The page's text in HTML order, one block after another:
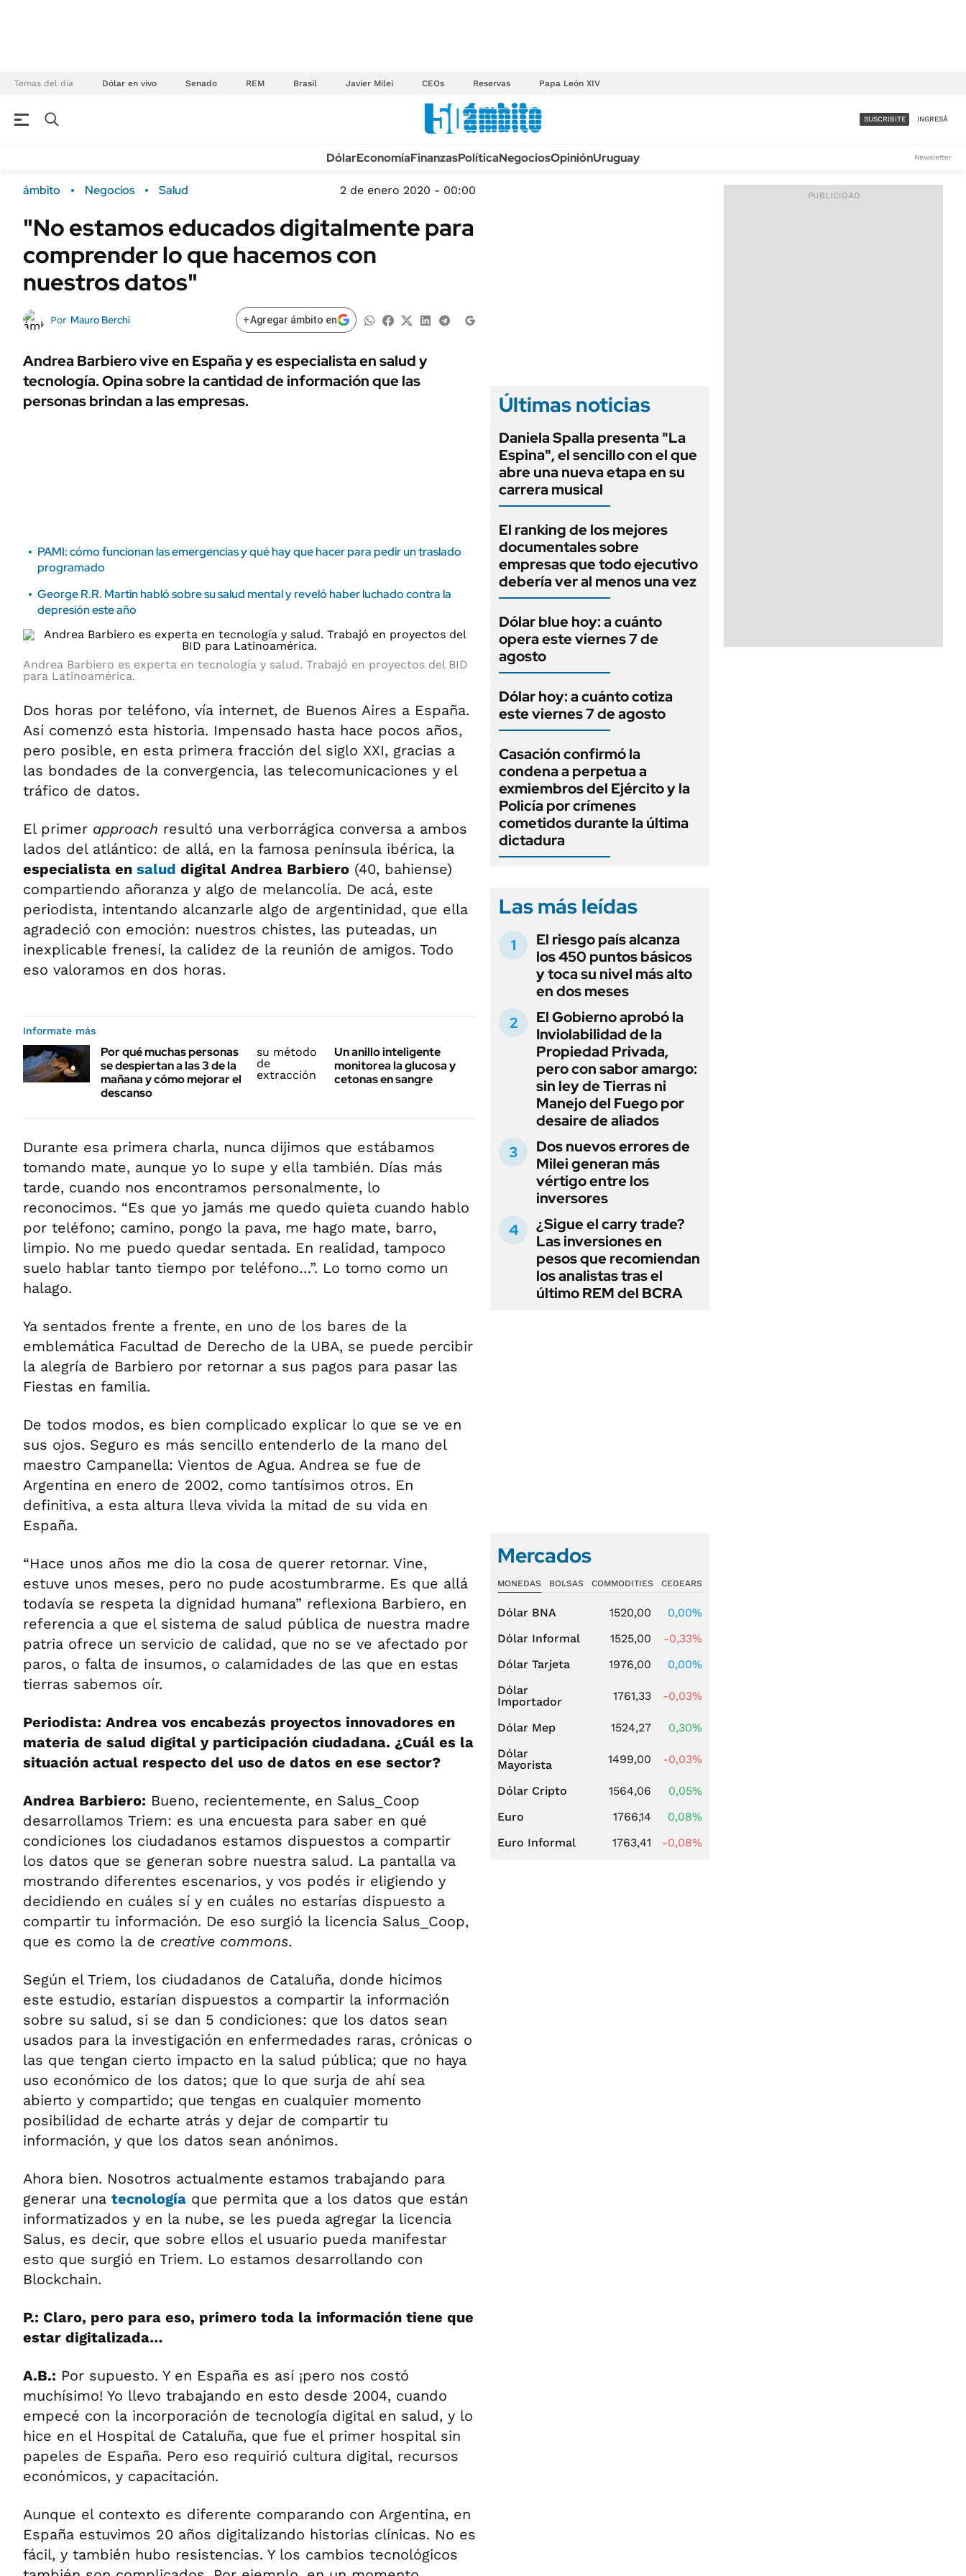
Temas del día Dólar en vivo Senado REM Brasil Javier Milei CEOs Reservas Papa León XIV
Campo
FINANZAS
Dólar
ÁMBITO DEBATE
Sustentabilidad
ENERGY REPORT
URUGUAY
TECNOLOGÍA
MÉXICO
MUNDO
INFORMACIÓN GENERAL
AUTOS
ACCESO FULL - $1.800/MES
SUSCRIBITE INGRESÁ
DólarEconomíaFinanzasPolíticaNegociosOpiniónUruguay Newsletter
ámbito Negocios Salud 2 de enero 2020 - 00:00
"No estamos educados digitalmente para
comprender lo que hacemos con
nuestros datos"
Por Mauro Berchi +Agregar ámbito en
Andrea Barbiero vive en España y es especialista en salud y
tecnología. Opina sobre la cantidad de información que las
personas brindan a las empresas.
PAMI: cómo funcionan las emergencias y qué hay que hacer para pedir un traslado
programado
George R.R. Martin habló sobre su salud mental y reveló haber luchado contra la
depresión este año
Andrea Barbiero es experta en tecnología y salud. Trabajó en proyectos del BID
para Latinoamérica.
Dos horas por teléfono, vía internet, de Buenos Aires a España.
Así comenzó esta historia. Impensado hasta hace pocos años,
pero posible, en esta primera fracción del siglo XXI, gracias a
las bondades de la convergencia, las telecomunicaciones y el
tráfico de datos.
El primer approach resultó una verborrágica conversa a ambos
lados del atlántico: de allá, en la famosa península ibérica, la
especialista en salud digital Andrea Barbiero (40, bahiense)
compartiendo añoranza y algo de melancolía. De acá, este
periodista, intentando alcanzarle algo de argentinidad, que ella
agradeció con emoción: nuestros chistes, las puteadas, un
inexplicable frenesí, la calidez de la reunión de amigos. Todo
eso valoramos en dos horas.
Informate más
Por qué muchas personas
se despiertan a las 3 de la
mañana y cómo mejorar el
descanso
Un anillo inteligente
monitorea la glucosa y
cetonas en sangre
Durante esa primera charla, nunca dijimos que estábamos
tomando mate, aunque yo lo supe y ella también. Días más
tarde, cuando nos encontramos personalmente, lo
reconocimos. “Es que yo jamás me quedo quieta cuando hablo
por teléfono; camino, pongo la pava, me hago mate, barro,
limpio. No me puedo quedar sentada. En realidad, tampoco
suelo hablar tanto tiempo por teléfono…”. Lo tomo como un
halago.
Ya sentados frente a frente, en uno de los bares de la
emblemática Facultad de Derecho de la UBA, se puede percibir
la alegría de Barbiero por retornar a sus pagos para pasar las
Fiestas en familia.
De todos modos, es bien complicado explicar lo que se ve en
sus ojos. Seguro es más sencillo entenderlo de la mano del
maestro Campanella: Vientos de Agua. Andrea se fue de
Argentina en enero de 2002, como tantísimos otros. En
definitiva, a esta altura lleva vivida la mitad de su vida en
España.
“Hace unos años me dio la cosa de querer retornar. Vine,
estuve unos meses, pero no pude acostumbrarme. Es que allá
todavía se respeta la dignidad humana” reflexiona Barbiero, en
referencia a que el sistema de salud pública de nuestra madre
patria ofrece un servicio de calidad, que no se ve afectado por
paros, o falta de insumos, o calamidades de las que en estas
tierras sabemos oír.
Periodista: Andrea vos encabezás proyectos innovadores en
materia de salud digital y participación ciudadana. ¿Cuál es la
situación actual respecto del uso de datos en ese sector?
Andrea Barbiero: Bueno, recientemente, en Salus_Coop
desarrollamos Triem: es una encuesta para saber en qué
condiciones los ciudadanos estamos dispuestos a compartir
los datos que se generan sobre nuestra salud. La pantalla va
mostrando diferentes escenarios, y vos podés ir eligiendo y
decidiendo en cuáles sí y en cuáles no estarías dispuesto a
compartir tu información. De eso surgió la licencia Salus_Coop,
que es como la de creative commons.
Según el Triem, los ciudadanos de Cataluña, donde hicimos
este estudio, estarían dispuestos a compartir la información
sobre su salud, si se dan 5 condiciones: que los datos sean
usados para la investigación en enfermedades raras, crónicas o
las que tengan cierto impacto en la salud pública; que no haya
uso económico de los datos; que lo que surja de ahí sea
abierto y compartido; que tengas en cualquier momento
posibilidad de echarte atrás y dejar de compartir tu
información, y que los datos sean anónimos.
Ahora bien. Nosotros actualmente estamos trabajando para
generar una tecnología que permita que a los datos que están
informatizados y en la nube, se les pueda agregar la licencia
Salus, es decir, que sobre ellos el usuario pueda manifestar
esto que surgió en Triem. Lo estamos desarrollando con
Blockchain.
P.: Claro, pero para eso, primero toda la información tiene que
estar digitalizada…
A.B.: Por supuesto. Y en España es así ¡pero nos costó
muchísimo! Yo llevo trabajando en esto desde 2004, cuando
empecé con la incorporación de tecnología digital en salud, y lo
hice en el Hospital de Cataluña, que fue el primer hospital sin
papeles de España. Pero eso requirió cultura digital, recursos
económicos, y capacitación.
Aunque el contexto es diferente comparando con Argentina, en
España estuvimos 20 años digitalizando historias clínicas. No es
fácil, y también hubo resistencias. Y los cambios tecnológicos
Últimas noticias
Daniela Spalla presenta "La
Espina", el sencillo con el que
abre una nueva etapa en su
carrera musical
El ranking de los mejores
documentales sobre
empresas que todo ejecutivo
debería ver al menos una vez
Dólar blue hoy: a cuánto
opera este viernes 7 de
agosto
Dólar hoy: a cuánto cotiza
este viernes 7 de agosto
Casación confirmó la
condena a perpetua a
exmiembros del Ejército y la
Policía por crímenes
cometidos durante la última
dictadura
Las más leídas
El riesgo país alcanza
los 450 puntos básicos
y toca su nivel más alto
en dos meses
El Gobierno aprobó la
Inviolabilidad de la
Propiedad Privada,
pero con sabor amargo:
sin ley de Tierras ni
Manejo del Fuego por
desaire de aliados
Dos nuevos errores de
Milei generan más
vértigo entre los
inversores
¿Sigue el carry trade?
Las inversiones en
pesos que recomiendan
los analistas tras el
último REM del BCRA
Mercados
MONEDAS BOLSAS COMMODITIES CEDEARS
Dólar BNA 1520,00
0,00%
Dólar Informal
1525,00
-0,33%
Dólar Tarjeta
1976,00
0,00%
Dólar
Importador
1761,33 -0,03%
Dólar Mep 1524,27
0,30%
Dólar
Mayorista
1499,00 -0,03%
Dólar Cripto 1564,06
0,05%
Euro
1766,14
0,08%
Euro Informal
1763,41 -0,08%